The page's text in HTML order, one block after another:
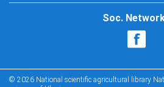
Soc.
© 2026 National scientific agricultural library